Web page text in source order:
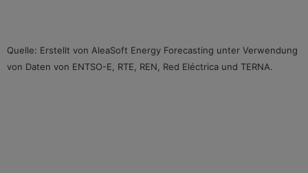
Quelle: Erstellt von AleaSoft Energy Forecasting unter Verwendung
von Daten von ENTSO-E, RTE, REN, Red Eléctrica und TERNA.